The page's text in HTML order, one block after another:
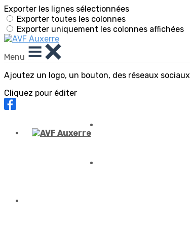
Exporter les lignes sélectionnées
Exporter toutes les colonnes
Exporter uniquement les colonnes affichées
Menu
Ajoutez un logo, un bouton, des réseaux sociaux
Cliquez pour éditer